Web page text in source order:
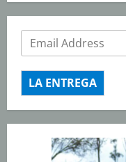
LA ENTREGA